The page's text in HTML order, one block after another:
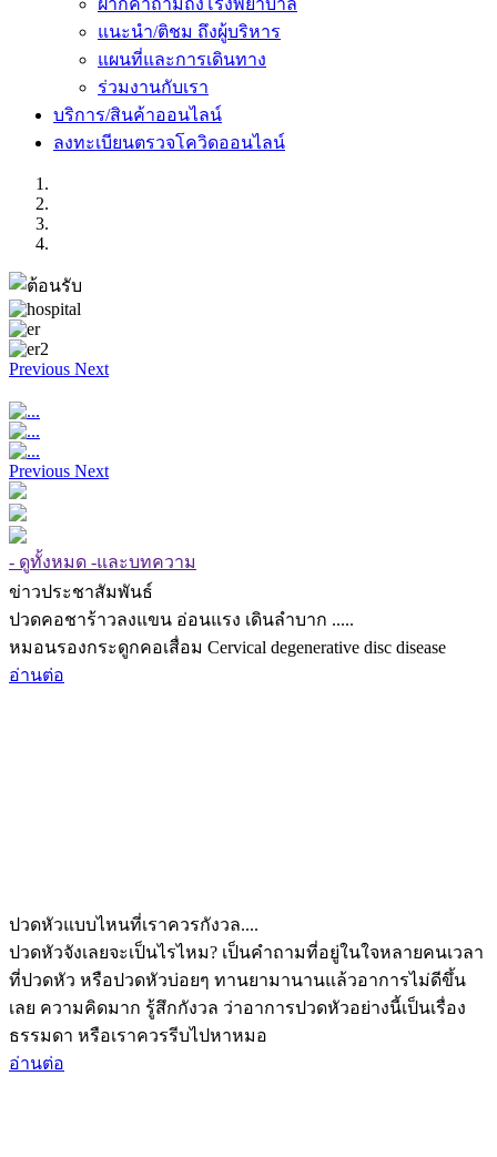
ฝากคำถามถึงโรงพยาบาล
แนะนำ/ติชม ถึงผู้บริหาร
แผนที่และการเดินทาง
ร่วมงานกับเรา
บริการ/สินค้าออนไลน์
ลงทะเบียนตรวจโควิดออนไลน์
Previous Next
Previous Next
- ดูทั้งหมด -และบทความ
ข่าวประชาสัมพันธ์
ปวดคอชาร้าวลงแขน อ่อนแรง เดินลำบาก .....
หมอนรองกระดูกคอเสื่อม Cervical degenerative disc disease
อ่านต่อ
ปวดหัวแบบไหนที่เราควรกังวล....
ปวดหัวจังเลยจะเป็นไรไหม? เป็นคำถามที่อยู่ในใจหลายคนเวลา
ที่ปวดหัว หรือปวดหัวบ่อยๆ ทานยามานานแล้วอาการไม่ดีขึ้น
เลย ความคิดมาก รู้สึกกังวล ว่าอาการปวดหัวอย่างนี้เป็นเรื่อง
ธรรมดา หรือเราควรรีบไปหาหมอ
อ่านต่อ